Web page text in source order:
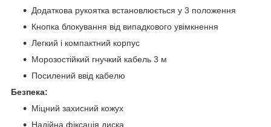
Додаткова рукоятка встановлюється у 3 положення
Кнопка блокування від випадкового увімкнення
Легкий і компактний корпус
Морозостійкий гнучкий кабель 3 м
Посилений ввід кабелю
Безпека:
Міцний захисний кожух
Надійна фіксація диска